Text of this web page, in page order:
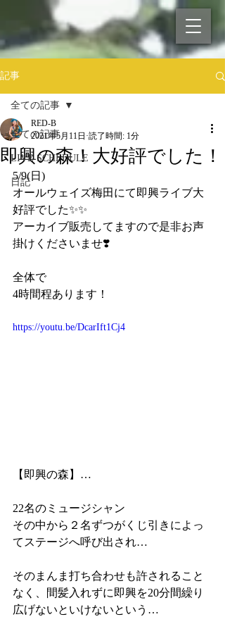
記事
全ての記事
LIVE SCHEDULE
日記
全ての記事
即興の森！大好評でした！
RED-B
2021年5月11日 読了時間: 1分
5/9(日)
オールウェイズ梅田にて即興ライブ大
好評でした✨✨
アーカイブ販売してますので是非お声
掛けくださいませ❣️
全体で
4時間程あります！
https://youtu.be/DcarIft1Cj4
【即興の森】…
22名のミュージシャン
その中から２名ずつがくじ引きによっ
てステージへ呼び出され…
そのまんま打ち合わせも許されること
なく、間髪入れずに即興を20分間繰り
広げないといけないという…